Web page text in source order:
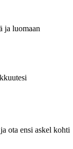
ja luomaan
ota ensi askel kohti